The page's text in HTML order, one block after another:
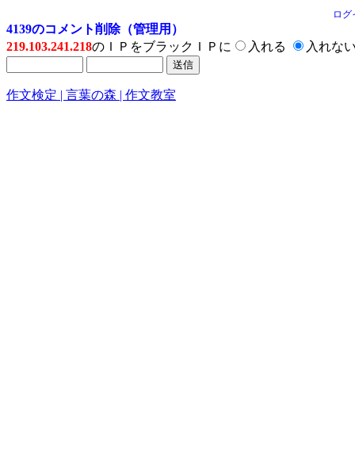
ログ
4139のコメント削除（管理用）
219.103.241.218のＩＰをブラックＩＰに 入れる 入れな
作文検定 | 言葉の森 | 作文教室